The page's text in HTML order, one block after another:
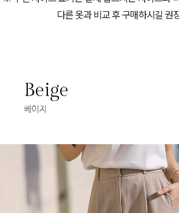
다른 옷과 비교 후 구매하시길 권